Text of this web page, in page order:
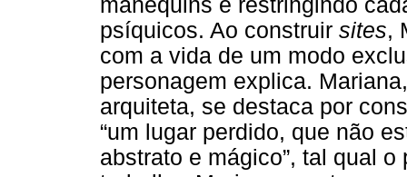
manequins e restringindo
psíquicos. Ao construir sites,
com a vida de um modo
personagem explica.
arquiteta, se destaca por
“um lugar perdido, que não
abstrato e mágico”, tal qual